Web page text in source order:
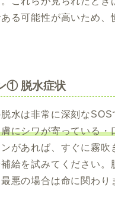
る可能性が高いため、
① 脱水症状
水は非常に深刻なSOS
にシワが寄っている・
があれば、すぐに霧吹
給を試みてください。
悪の場合は命に関わり